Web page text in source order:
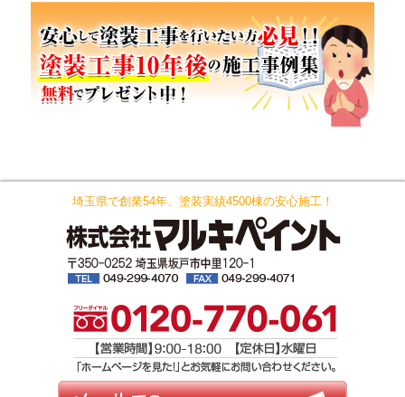
埼玉県で創業54年、塗装実績4500棟の安心施工！